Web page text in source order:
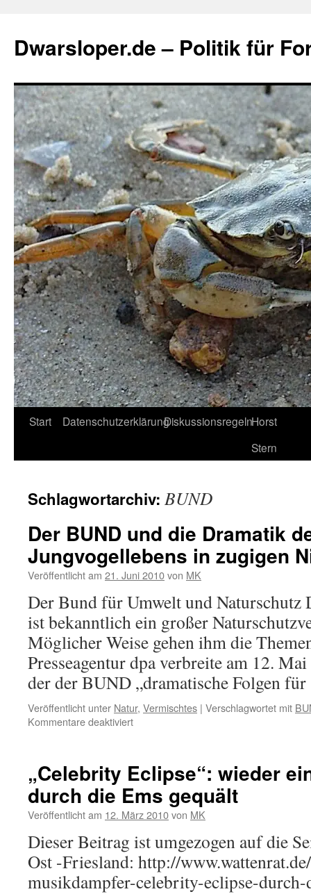
springen
Dwarsloper.de – Politik für
Start DatenschutzerklärungDiskussionsregelnHorst
Stern
Schlagwortarchiv: BUND
Der BUND und die Dramatik
Jungvogellebens in zugigen
Veröffentlicht am 21. Juni 2010von MK
Der Bund für Umwelt und Naturschutz
ist bekanntlich ein großer
Möglicher Weise gehen ihm die
Presseagentur dpa verbreite am 12.
der der BUND „dramatische Folgen
Veröffentlicht unter Natur, Vermischtes | Verschlagwortet mit
Kommentare deaktiviertfür
die
Dramatik
des
Jungvogellebens
zugigen
Nistkästen
„Celebrity Eclipse“: wieder
durch die Ems gequält
Veröffentlicht am 12. März 2010von MK
Dieser Beitrag ist umgezogen auf die
Ost -Friesland: http://
musikdampfer-celebrity-eclipse-